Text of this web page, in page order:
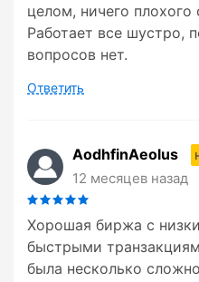
целом, ничего плохого
Работает все шустро,
вопросов нет.
Ответить
AodhfinAeolus
12 месяцев назад
Хорошая биржа с
быстрыми
была несколько